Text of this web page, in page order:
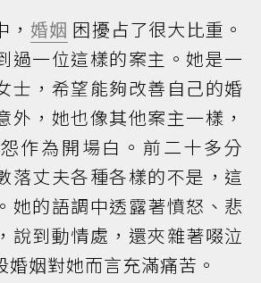
婚姻 困擾占了很大比重。
過一位這樣的案主。她是一
士，希望能夠改善自己的婚
外，她也像其他案主一樣，
作為開場白。前二十多分
落丈夫各種各樣的不是，這
她的語調中透露著憤怒、悲
說到動情處，還夾雜著啜泣
姻對她而言充滿痛苦。